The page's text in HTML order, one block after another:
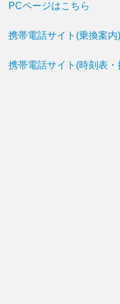
PCページはこちら
携帯電話サイト(乗換案内
携帯電話サイト(時刻表